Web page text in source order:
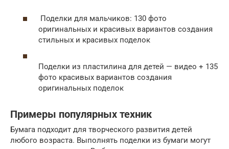
Поделки для мальчиков: 130 фото
оригинальных и красивых вариантов создания
стильных и красивых поделок
Поделки из пластилина для детей — видео + 135
фото красивых вариантов создания
оригинальных поделок
Примеры популярных техник
Бумага подходит для творческого развития детей
любого возраста. Выполнять поделки из бумаги могут